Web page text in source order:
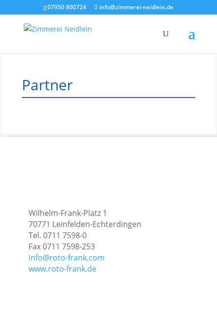
07950 800724 info@zimmerei-neidlein.de
Partner
Wilhelm-Frank-Platz 1
70771 Leinfelden-Echterdingen
Tel. 0711 7598-0
Fax 0711 7598-253
info@roto-frank.com
www.roto-frank.de